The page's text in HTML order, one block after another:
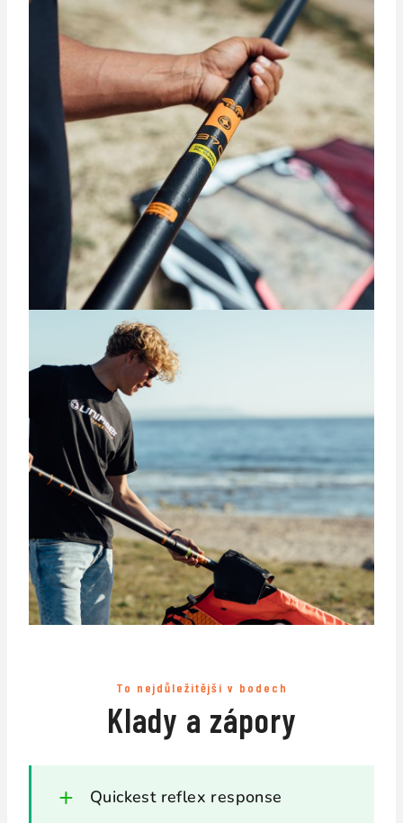
To nejdůležitější v bodech
Klady a zápory
Quickest reflex response